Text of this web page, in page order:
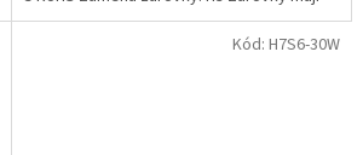
zabudované...
Kód: H7S6-30W